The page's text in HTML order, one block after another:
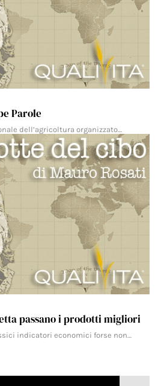
Parole
dell’agricoltura organizzato…
passano i prodotti migliori
indicatori economici forse non…